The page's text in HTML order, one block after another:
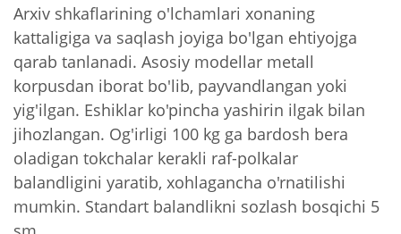
Arxiv shkaflarining o'lchamlari xonaning
kattaligiga va saqlash joyiga bo'lgan ehtiyojga
qarab tanlanadi. Asosiy modellar metall
korpusdan iborat bo'lib, payvandlangan yoki
yig'ilgan. Eshiklar ko'pincha yashirin ilgak bilan
jihozlangan. Og'irligi 100 kg ga bardosh bera
oladigan tokchalar kerakli raf-polkalar
balandligini yaratib, xohlagancha o'rnatilishi
mumkin. Standart balandlikni sozlash bosqichi 5